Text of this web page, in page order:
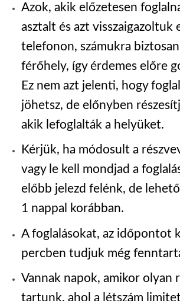
Azok, akik előzetesen
asztalt és azt visszaigazoltuk
telefonon, számukra
férőhely, így érdemes előre
Ez nem azt jelenti, hogy
jöhetsz, de előnyben
akik lefoglalták a helyüket.
Kérjük, ha módosult a
vagy le kell mondjad a
előbb jelezd felénk, de
1 nappal korábban.
A foglalásokat, az időpontot
percben tudjuk még
Vannak napok, amikor olyan
tartunk, ahol a létszám